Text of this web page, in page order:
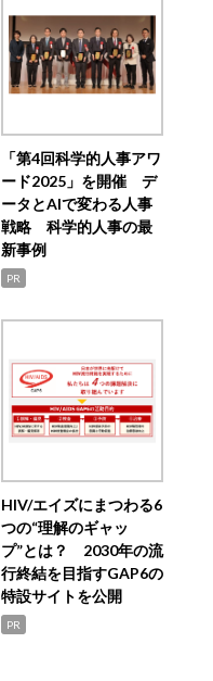
「第4回科学的人事アワ
ード2025」を開催 デ
ータとAIで変わる人事
戦略 科学的人事の最
新事例
PR
HIV/エイズにまつわる6
つの“理解のギャッ
プ”とは？ 2030年の流
行終結を目指すGAP6の
特設サイトを公開
PR